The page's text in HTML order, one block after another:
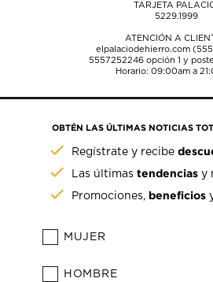
TARJETA
5229.1999
ATENCIÓN A
elpalaciodehierro.com
5557252246opción 1 y
Horario: 09:00am a
OBTÉN LAS ÚLTIMAS NOTICIAS
Regístrate y recibe
Las últimastendencias y
Promociones, beneficios
MUJER
HOMBRE